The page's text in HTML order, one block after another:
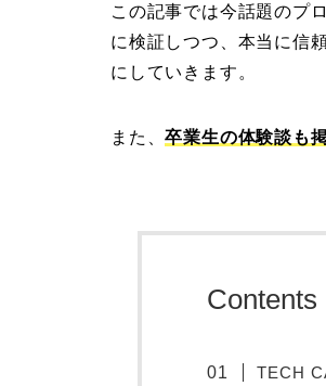
この記事では今話題のプ
に検証しつつ、本当に信
にしていきます。
また、卒業生の体験談も
Contents
TECH